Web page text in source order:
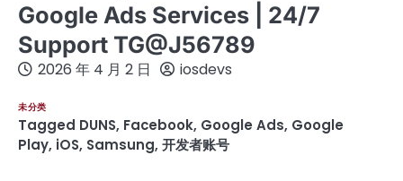
Google Ads Services | 24/7
Support TG@J56789
2026 年 4 月 2 日 iosdevs
未分类
Tagged DUNS, Facebook, Google Ads, Google
Play, iOS, Samsung, 开发者账号